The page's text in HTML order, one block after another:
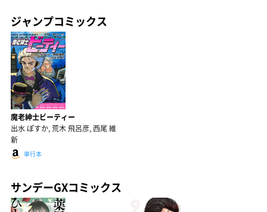
ジャンプコミックス
魔老紳士ビーティー
出水 ぽすか, 荒木 飛呂彦, 西尾 維
新
単行本
サンデーGXコミックス